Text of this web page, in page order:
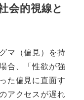
会的視線と
マ（偏見）を持
合、「性欲が強
た偏見に直面す
アクセスが遅れ